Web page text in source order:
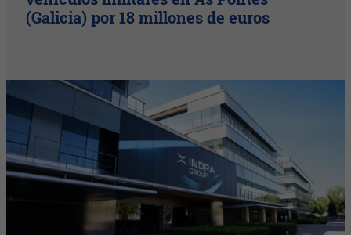
(Galicia) por 18 millones de euros